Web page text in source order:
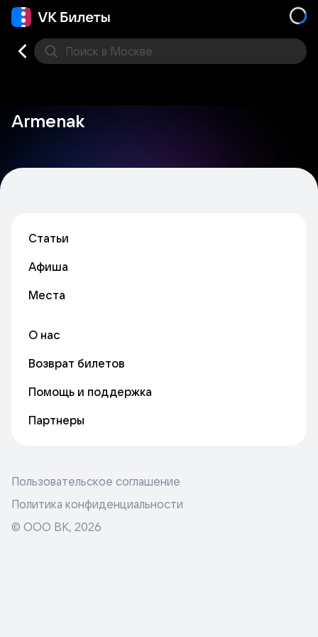
Поиск в Москве
Armenak
Статьи
Афиша
Места
О нас
Возврат билетов
Помощь и поддержка
Партнеры
Пользовательское соглашение
Политика конфиденциальности
© ООО ВК, 2026